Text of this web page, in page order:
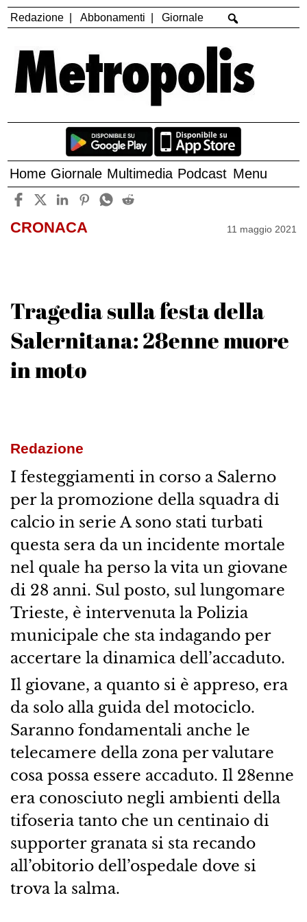
Redazione Abbonamenti Giornale
Home Giornale Multimedia Podcast Menu
CRONACA 11 maggio 2021
Tragedia sulla festa della
Salernitana: 28enne muore
in moto
Redazione
I festeggiamenti in corso a Salerno
per la promozione della squadra di
calcio in serie A sono stati turbati
questa sera da un incidente mortale
nel quale ha perso la vita un giovane
di 28 anni. Sul posto, sul lungomare
Trieste, è intervenuta la Polizia
municipale che sta indagando per
accertare la dinamica dell’accaduto.
Il giovane, a quanto si è appreso, era
da solo alla guida del motociclo.
Saranno fondamentali anche le
telecamere della zona per valutare
cosa possa essere accaduto. Il 28enne
era conosciuto negli ambienti della
tifoseria tanto che un centinaio di
supporter granata si sta recando
all’obitorio dell’ospedale dove si
trova la salma.